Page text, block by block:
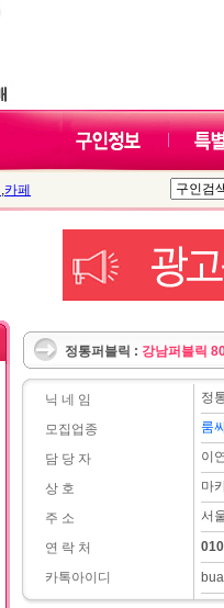
,카페
정통퍼블릭 : 강남퍼블릭
닉 네 임
모집업종
담 당 자
상 호
주 소
연 락 처
카톡아이디
정
룸
이
마
서